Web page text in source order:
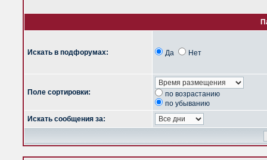
Искать в подфорумах: Да Нет
Поле сортировки:
по возрастанию
по убыванию
Искать сообщения за: